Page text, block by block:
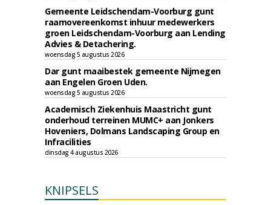
Gemeente Leidschendam-Voorburg gunt
raamovereenkomst inhuur medewerkers
groen Leidschendam-Voorburg aan Lending
Advies & Detachering.
woensdag 5 augustus 2026
Dar gunt maaibestek gemeente Nijmegen
aan Engelen Groen Uden.
woensdag 5 augustus 2026
Academisch Ziekenhuis Maastricht gunt
onderhoud terreinen MUMC+ aan Jonkers
Hoveniers, Dolmans Landscaping Group en
Infracilities
dinsdag 4 augustus 2026
KNIPSELS